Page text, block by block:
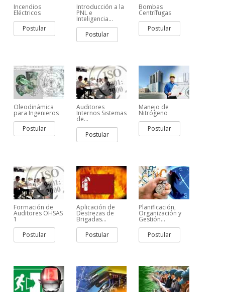
Incendios
Eléctricos
Postular
Introducción a la
PNL e
Inteligencia...
Postular
Bombas
Centrífugas
Postular
Oleodinámica
para Ingenieros
Postular
Auditores
Internos Sistemas
de...
Postular
Manejo de
Nitrógeno
Postular
Formación de
Auditores OHSAS
1
Postular
Aplicación de
Destrezas de
Brigadas...
Postular
Planificación,
Organización y
Gestión...
Postular